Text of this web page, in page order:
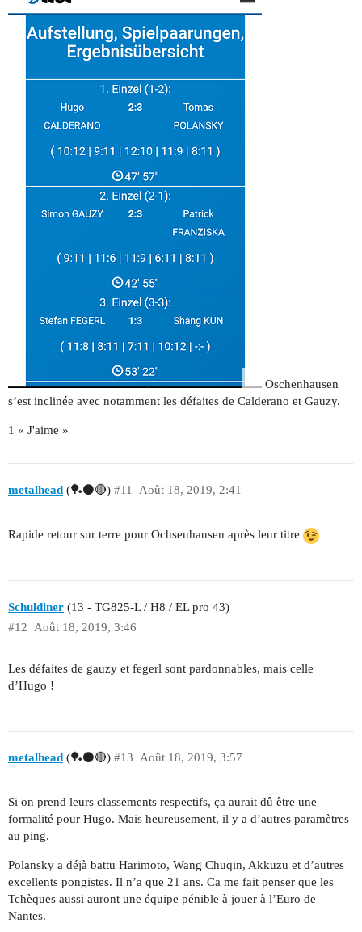
Oschenhausen
s’est inclinée avec notamment les défaites de Calderano et Gauzy.
1 « J'aime »
metalhead (🏓⚫🔴) Août 18, 2019, 2:41
#11
Rapide retour sur terre pour Ochsenhausen après leur titre
Schuldiner (13 - TG825-L / H8 / EL pro 43)
Août 18, 2019, 3:46
#12
Les défaites de gauzy et fegerl sont pardonnables, mais celle
d’Hugo !
metalhead (🏓⚫🔴) Août 18, 2019, 3:57
#13
Si on prend leurs classements respectifs, ça aurait dû être une
formalité pour Hugo. Mais heureusement, il y a d’autres paramètres
au ping.
Polansky a déjà battu Harimoto, Wang Chuqin, Akkuzu et d’autres
excellents pongistes. Il n’a que 21 ans. Ca me fait penser que les
Tchèques aussi auront une équipe pénible à jouer à l’Euro de
Nantes.